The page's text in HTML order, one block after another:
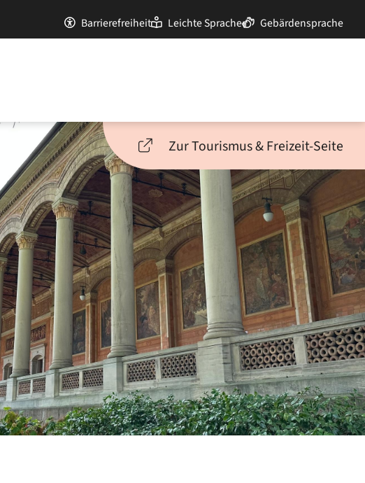
Barrierefreiheit Leichte Sprache Gebärdensprache
Zur Tourismus & Freizeit-Seite